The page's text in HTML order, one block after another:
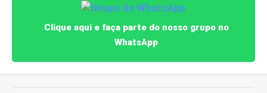
Clique aqui e faça parte do nosso grupo no
WhatsApp